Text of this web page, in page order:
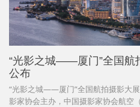
“光影之城——厦门”全国航
公布
“光影之城——厦门”全国航拍摄影大
影家协会主办，中国摄影家协会航空